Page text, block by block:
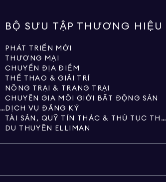
CÁC SẢN PHẨM ĐỘC QUYỀN MỚI CỦA ELLIMAN
BỘ SƯU TẬP THƯƠNG HIỆU
PHÁT TRIỂN MỚI
THƯƠNG MẠI
CHUYỂN ĐỊA ĐIỂM
THỂ THAO & GIẢI TRÍ
NÔNG TRẠI & TRANG TRẠI
CHUYÊN GIA MÔI GIỚI BẤT ĐỘNG SẢN
DỊCH VỤ ĐĂNG KÝ
TÀI SẢN, QUỸ TÍN THÁC & THỦ TỤC THỪA KẾ
DU THUYỀN ELLIMAN